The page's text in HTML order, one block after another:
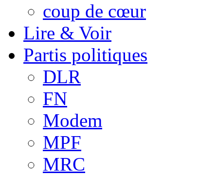
coup de cœur
Lire & Voir
Partis politiques
DLR
FN
Modem
MPF
MRC